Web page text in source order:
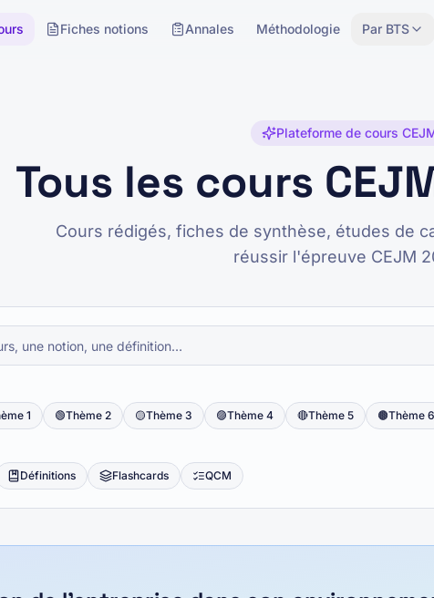
Fiches notions Annales Méthodologie Par BTS
Plateforme de cours
Tous les cours
Cours rédigés, fiches de synthèse, études de
réussir l'épreuve CEJM
1 🟢Thème 2 🟡Thème 3 🟣Thème 4 🔴Thème 5 🟤Thème 6
Définitions Flashcards QCM